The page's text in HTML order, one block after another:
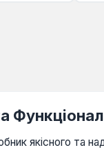
якісного та